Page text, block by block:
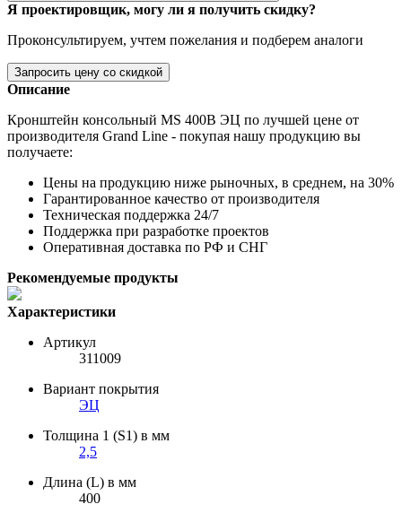
Я проектировщик, могу ли я получить скидку?
Проконсультируем, учтем пожелания и подберем аналоги
Запросить цену со скидкой
Описание
Кронштейн консольный MS 400B ЭЦ по лучшей цене от
производителя Grand Line - покупая нашу продукцию вы
получаете:
Цены на продукцию ниже рыночных, в среднем, на 30%
Гарантированное качество от производителя
Техническая поддержка 24/7
Поддержка при разработке проектов
Оперативная доставка по РФ и СНГ
Рекомендуемые продукты
Характеристики
Артикул
311009
Вариант покрытия
ЭЦ
Толщина 1 (S1) в мм
2,5
Длина (L) в мм
400